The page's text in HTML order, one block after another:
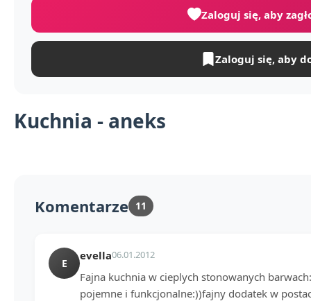
Kuchnia - aneks
Zaloguj się, aby
Zaloguj się, aby
Komentarze 11
E
evella06.01.2012
Fajna kuchnia w cieplych stonowanych
pojemne i funkcjonalne:))fajny dodatek w